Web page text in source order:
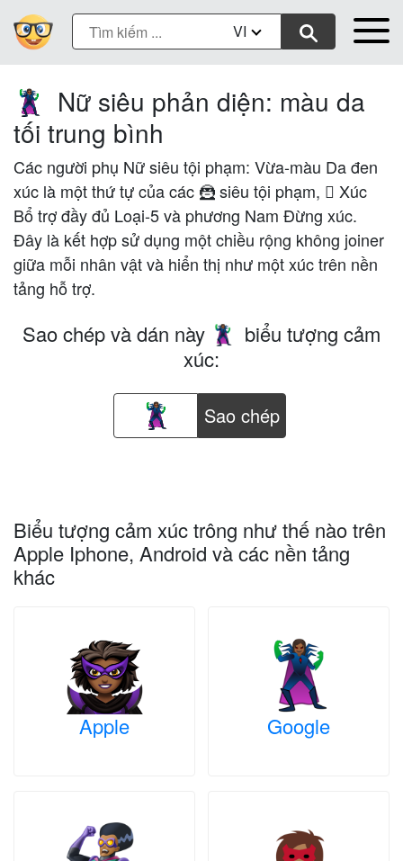
VI
🦹🏾‍♀️
Nữ siêu phản diện: màu da
tối trung bình
Các người phụ Nữ siêu tội phạm: Vừa-màu Da đen
xúc là một thứ tự của các 🦹 siêu tội phạm, 🏾 Xúc
Bổ trợ đầy đủ Loại-5 và phương Nam Đừng xúc.
Đây là kết hợp sử dụng một chiều rộng không joiner
giữa mỗi nhân vật và hiển thị như một xúc trên nền
tảng hỗ trợ.
Sao chép và dán này 🦹🏾‍♀️
biểu tượng cảm
xúc:
Sao chép
Biểu tượng cảm xúc trông như thế nào trên
Apple Iphone, Android và các nền tảng
khác
Apple Google